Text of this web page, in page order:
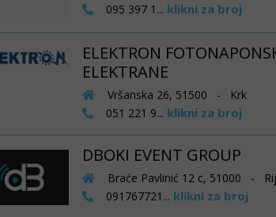
095 397 1... klikni za broj
ELEKTRON
ELEKTRANE
Vršanska 26, 51500 - Krk
051 221 9... klikni za broj
DBOKI EVENT GROUP
Braće Pavlinić 12 c, 51000 -
091767721... klikni za broj